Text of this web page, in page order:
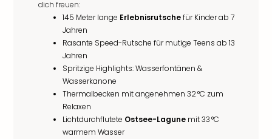
dich freuen:
145 Meter lange Erlebnisrutschefür Kinder ab 7
Jahren
Rasante Speed-Rutsche für mutige Teens ab 13
Jahren
Spritzige Highlights: Wasserfontänen &
Wasserkanone
Thermalbecken mit angenehmen 32 °C zum
Relaxen
Lichtdurchflutete Ostsee-Lagune mit 33 °C
warmem Wasser